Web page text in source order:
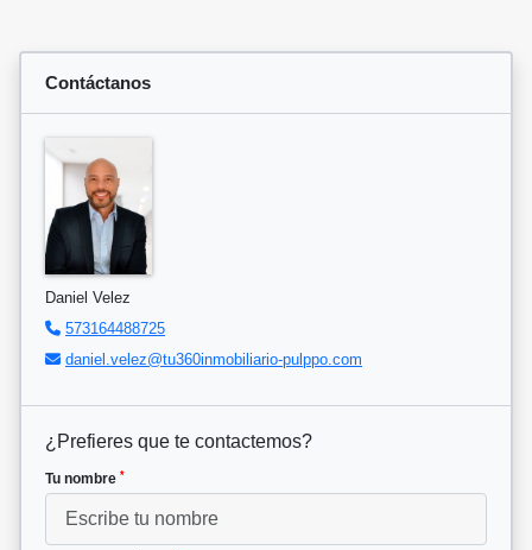
Contáctanos
Daniel Velez
573164488725
daniel.velez@tu360inmobiliario-pulppo.com
¿Prefieres que te contactemos?
Tu nombre *